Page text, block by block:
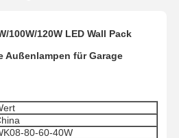
100W/120W LED Wall Pack
Außenlampen für Garage
80-60-40W